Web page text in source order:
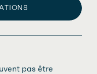
pas être